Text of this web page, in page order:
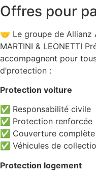
Offres pour
🤝 Le groupe de Allianz
MARTINI & LEONETTI
accompagnent pour
d’protection :
Protection voiture
✅ Responsabilité civile
✅ Protection renforcée
✅ Couverture complète
✅ Véhicules de
Protection logement